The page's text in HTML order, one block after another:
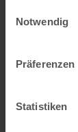
Notwendig
Präferenzen
Statistiken